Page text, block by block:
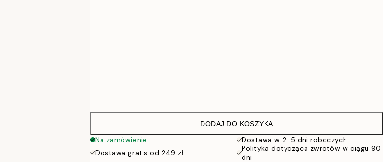
DODAJ DO KOSZYKA
Na zamówienie
Dostawa w 2-5 dni roboczych
Dostawa gratis od 249 zł
Polityka dotycząca zwrotów w ciągu 90
dni